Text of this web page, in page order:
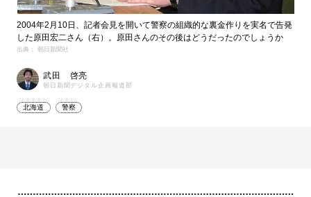
2004年2月10日、記者会見を開いて警察の組織的な裏金作りを実名で告発
した原田宏二さん（右）。原田さんのその後はどうだったのでしょうか
出典： 朝日新聞社
武田 啓亮
朝日新聞デジタル企画報道部
北海道 警察